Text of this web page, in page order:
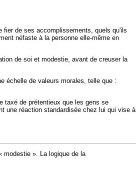
fier de ses accomplissements, quels qu'ils
néfaste à la personne elle-même en
de soi et modestie, avant de creuser la
échelle de valeurs morales, telle que :
taxé de prétentieux que les gens se
une réaction standardisée chez lui qui vise à
modestie ». La logique de la